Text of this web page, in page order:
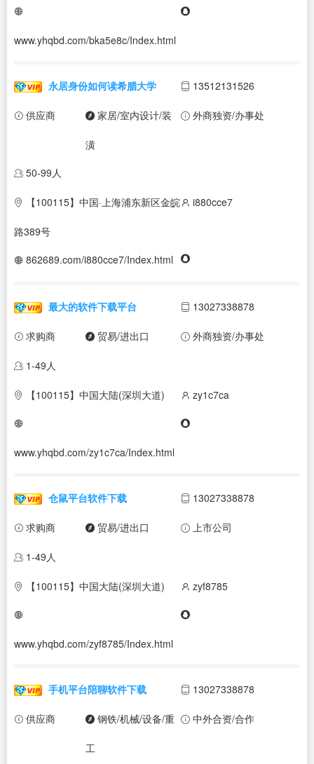
www.yhqbd.com/bka5e8c/Index.html
永居身份如何读希腊大学 13512131526
供应商 家居/室内设计/装
潢
外商独资/办事处
50-99人
【100115】中国·上海浦东新区金皖
路389号
i880cce7
862689.com/i880cce7/Index.html
最大的软件下载平台 13027338878
求购商 贸易/进出口 外商独资/办事处
1-49人
【100115】中国大陆(深圳大道) zy1c7ca
www.yhqbd.com/zy1c7ca/Index.html
仓鼠平台软件下载 13027338878
求购商 贸易/进出口 上市公司
1-49人
【100115】中国大陆(深圳大道) zyf8785
www.yhqbd.com/zyf8785/Index.html
手机平台陪聊软件下载 13027338878
供应商 钢铁/机械/设备/重
工
中外合资/合作